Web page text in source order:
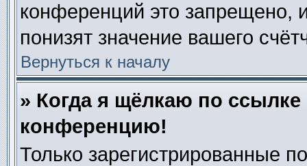
конференций это запрещено,
понизят значение вашего
Вернуться к началу
» Когда я щёлкаю по
конференцию!
Только зарегистрированные